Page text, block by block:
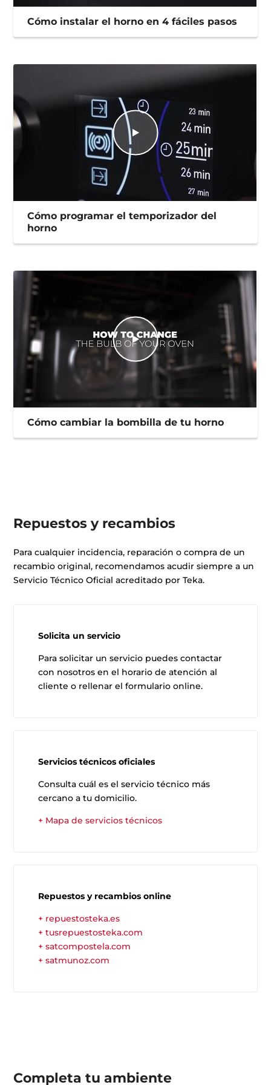
Cómo instalar el horno en 4 fáciles pasos
Cómo programar el temporizador del
horno
Cómo cambiar la bombilla de tu horno
Repuestos y recambios
Para cualquier incidencia, reparación o compra de un
recambio original, recomendamos acudir siempre a un
Servicio Técnico Oficial acreditado por Teka.
Solicita un servicio
Para solicitar un servicio puedes contactar
con nosotros en el horario de atención al
cliente o rellenar el formulario online.
Servicios técnicos oficiales
Consulta cuál es el servicio técnico más
cercano a tu domicilio.
+ Mapa de servicios técnicos
Repuestos y recambios online
+ repuestosteka.es
+ tusrepuestosteka.com
+ satcompostela.com
+ satmunoz.com
Completa tuambiente